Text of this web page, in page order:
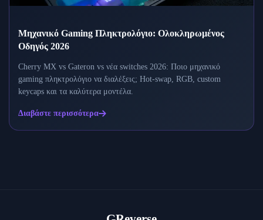
Μηχανικό Gaming Πληκτρολόγιο: Ολοκληρωμένος
Οδηγός 2026
Cherry MX vs Gateron vs νέα switches 2026: Ποιο μηχανικό
gaming πληκτρολόγιο να διαλέξεις; Hot-swap, RGB, custom
keycaps και τα καλύτερα μοντέλα.
Διαβάστε περισσότερα